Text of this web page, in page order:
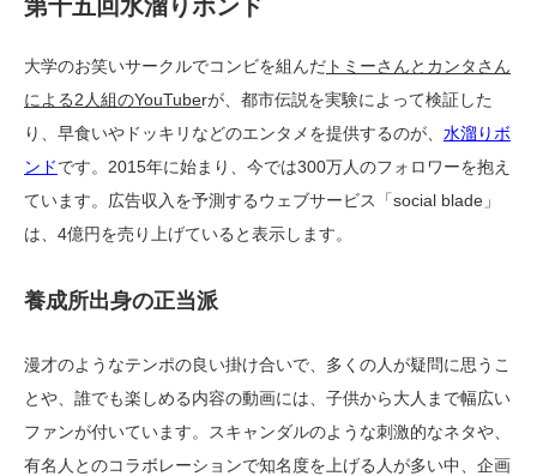
第十五回水溜りボンド
大学のお笑いサークルでコンビを組んだ トミーさんとカンタさん
による2人組のYouTuberが、都市伝説を実験によって検証した
り、早食いやドッキリなどのエンタメを提供するのが、 水溜りボ
ンドです。2015年に始まり、今では300万人のフォロワーを抱え
ています。広告収入を予測するウェブサービス「social blade」
は、4億円を売り上げていると表示します。
養成所出身の正当派
漫才のようなテンポの良い掛け合いで、多くの人が疑問に思うこ
とや、誰でも楽しめる内容の動画には、子供から大人まで幅広い
ファンが付いています。スキャンダルのような刺激的なネタや、
有名人とのコラボレーションで知名度を上げる人が多い中、企画